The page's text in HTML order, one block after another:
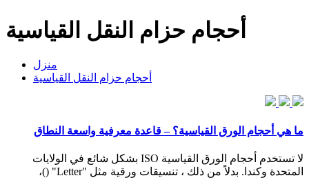
أحجام حزام النقل القياسية
منزل
أحجام حزام النقل القياسية
ما هي أحجام الورق القياسية؟ – قاعدة معرفية واسعة النطاق
لا تستخدم أحجام الورق القياسية ISO بشكل شائع في الولايات
المتحدة وكندا. بدلاً من ذلك ، تنسيقات ورقية مثل "Letter" ()،